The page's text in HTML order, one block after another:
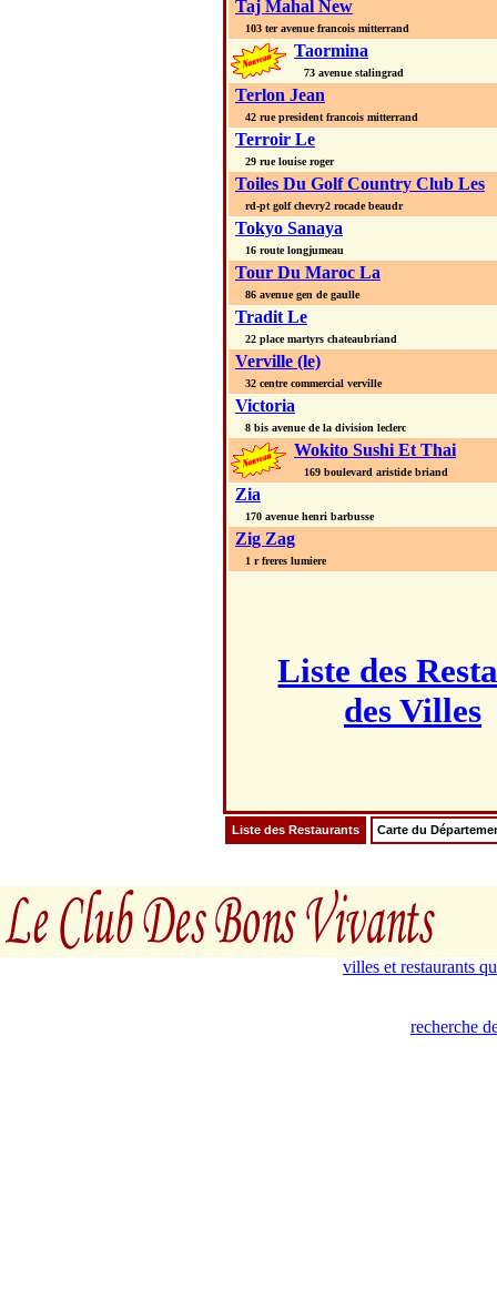
Taj Mahal New
103 ter avenue francois mitterrand
Taormina
73 avenue stalingrad
Terlon Jean
42 rue president francois mitterrand
Terroir Le
29 rue louise roger
Toiles Du Golf Country Club Les
rd-pt golf chevry2 rocade beaudr
Tokyo Sanaya
16 route longjumeau
Tour Du Maroc La
86 avenue gen de gaulle
Tradit Le
22 place martyrs chateaubriand
Verville (le)
32 centre commercial verville
Victoria
8 bis avenue de la division leclerc
Wokito Sushi Et Thai
169 boulevard aristide briand
Zia
170 avenue henri barbusse
Zig Zag
1 r freres lumiere
Liste des
des Villes
Liste des Restaurants Carte du
villes et restaurants
recherche